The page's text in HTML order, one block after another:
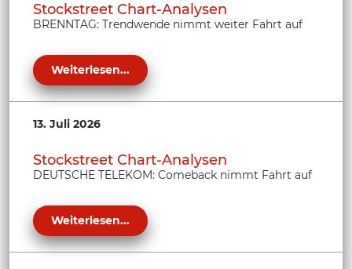
Stockstreet Chart-Analysen
BRENNTAG: Trendwende nimmt weiter Fahrt auf
Weiterlesen...
13. Juli 2026
Stockstreet Chart-Analysen
DEUTSCHE TELEKOM: Comeback nimmt Fahrt auf
Weiterlesen...